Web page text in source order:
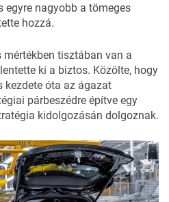
egyre nagyobb a tömeges
hozzá.
tisztában van a
ki a biztos. Közölte, hogy
kezdete óta az ágazat
párbeszédre építve egy
kidolgozásán dolgoznak.